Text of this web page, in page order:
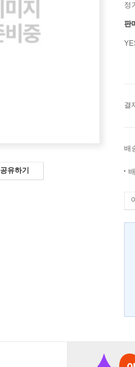
공유하기
정
판
결
배